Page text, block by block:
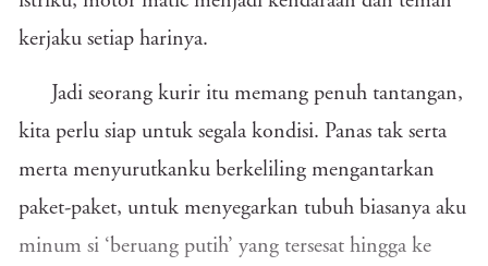
kerjaku setiap harinya.
Jadi seorang kurir itu memang penuh tantangan,
kita perlu siap untuk segala kondisi. Panas tak serta
merta menyurutkanku berkeliling mengantarkan
paket-paket, untuk menyegarkan tubuh biasanya aku
minum si ‘beruang putih’ yang tersesat hingga ke